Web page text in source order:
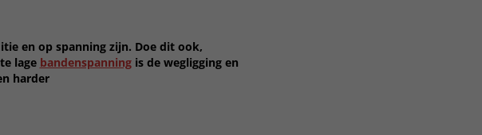
en op spanning zijn. Doe dit ook,
lage bandenspanningis de wegligging en
harder